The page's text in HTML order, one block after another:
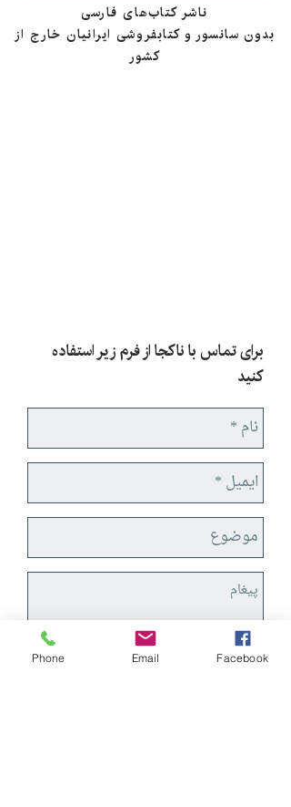
ناشر کتاب‌های فارسی
بدون سانسور و کتابفروشی ایرانیان خارج از
کشور
برای تماس با ناکجا از فرم زیر استفاده
کنید
Phone Email Facebook